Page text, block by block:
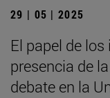
29 | 05 | 2025
El papel de
presencia de
debate en la